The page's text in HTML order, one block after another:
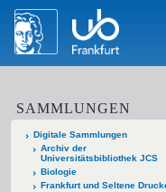
SAMMLUNGEN
Digitale Sammlungen
Archiv der
Universitätsbibliothek JCS
Biologie
Frankfurt und Seltene